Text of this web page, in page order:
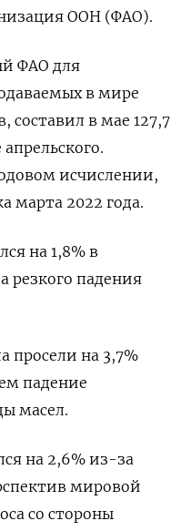
ООН (ФАО).
ФАО для
в мире
составил в мае 127,7
исчислении,
марта 2022 года.
на 1,8% в
резкого падения
просели на 3,7%
падение
масел.
на 2,6% из-за
мировой
со стороны